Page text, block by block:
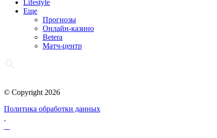
Lifestyle
Еще
Прогнозы
Онлайн-казино
Betera
Матч-центр
© Copyright 2026
Политика обработки данных